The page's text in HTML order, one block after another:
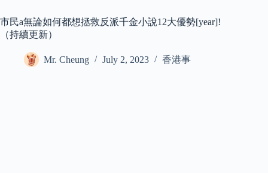
市民a無論如何都想拯救反派千金小說12大優勢[year]!
（持續更新）
Mr. Cheung July 2, 2023 香港事